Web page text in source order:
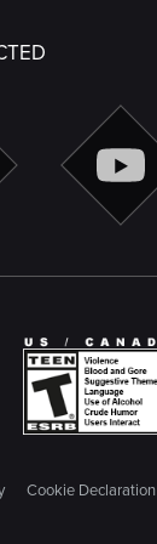
Cookie Declaration